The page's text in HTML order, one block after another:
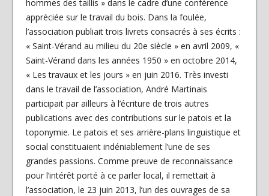
hommes des taillis » dans le cadre d’une conférence
appréciée sur le travail du bois. Dans la foulée,
l’association publiait trois livrets consacrés à ses écrits :
« Saint-Vérand au milieu du 20e siècle » en avril 2009, «
Saint-Vérand dans les années 1950 » en octobre 2014,
« Les travaux et les jours » en juin 2016. Très investi
dans le travail de l’association, André Martinais
participait par ailleurs à l’écriture de trois autres
publications avec des contributions sur le patois et la
toponymie. Le patois et ses arrière-plans linguistique et
social constituaient indéniablement l’une de ses
grandes passions. Comme preuve de reconnaissance
pour l’intérêt porté à ce parler local, il remettait à
l’association, le 23 juin 2013, l’un des ouvrages de sa